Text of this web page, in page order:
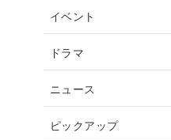
イベント
ドラマ
ニュース
ピックアップ